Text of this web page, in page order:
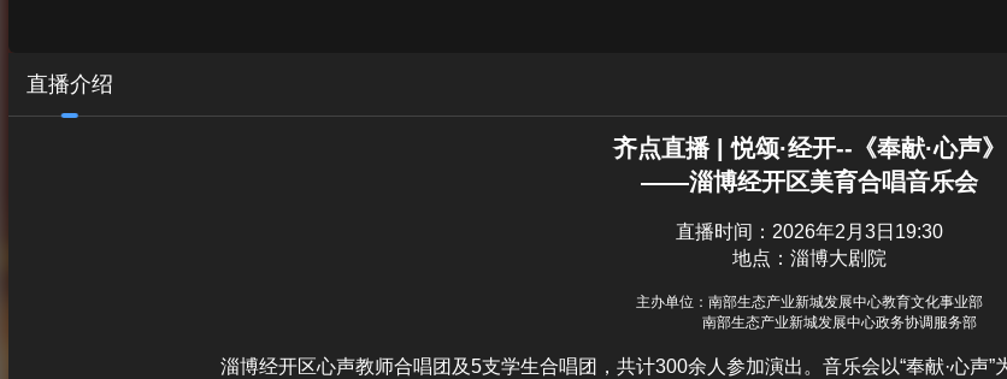
直播介绍
齐点直播 | 悦颂·经开--《奉献·心声》
——淄博经开区美育合唱音乐会
直播时间：2026年2月3日19:30
地点：淄博大剧院
主办单位：南部生态产业新城发展中心教育文化事业部
                 南部生态产业新城发展中心政务协调服务部